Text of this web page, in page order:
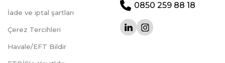
İade ve iptal şartları
Çerez Tercihleri
Havale/EFT Bildir
0850 259 88 18